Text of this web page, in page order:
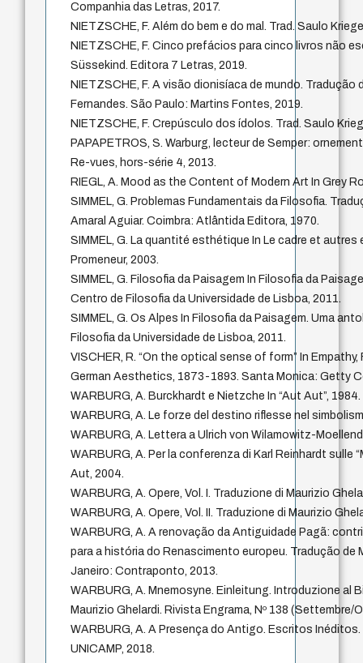
Companhia das Letras, 2017.
NIETZSCHE, F. Além do bem e do mal. Trad. Saulo
NIETZSCHE, F. Cinco prefácios para cinco livros não
Süssekind. Editora 7 Letras, 2019.
NIETZSCHE, F. A visão dionisíaca de mundo. Tradução
Fernandes. São Paulo: Martins Fontes, 2019.
NIETZSCHE, F. Crepúsculo dos ídolos. Trad. Saulo
PAPAPETROS, S. Warburg, lecteur de Semper:
Re-vues, hors-série 4, 2013.
RIEGL, A. Mood as the Content of Modern Art In Grey
SIMMEL, G. Problemas Fundamentais da Filosofia.
Amaral Aguiar. Coimbra: Atlântida Editora, 1970.
SIMMEL, G. La quantité esthétique In Le cadre et autres
Promeneur, 2003.
SIMMEL, G. Filosofia da Paisagem In Filosofia da
Centro de Filosofia da Universidade de Lisboa, 2011.
SIMMEL, G. Os Alpes In Filosofia da Paisagem. Uma
Filosofia da Universidade de Lisboa, 2011.
VISCHER, R. “On the optical sense of form” In
German Aesthetics, 1873-1893. Santa Monica: Getty
WARBURG, A. Burckhardt e Nietzche In “Aut Aut”, 1984.
WARBURG, A. Le forze del destino riflesse nel
WARBURG, A. Lettera a Ulrich von Wilamowitz-
WARBURG, A. Per la conferenza di Karl Reinhardt sulle
Aut, 2004.
WARBURG, A. Opere, Vol. I. Traduzione di Maurizio
WARBURG, A. Opere, Vol. II. Traduzione di Maurizio
WARBURG, A. A renovação da Antiguidade Pagã:
para a história do Renascimento europeu. Tradução de
Janeiro: Contraponto, 2013.
WARBURG, A. Mnemosyne. Einleitung. Introduzione al
Maurizio Ghelardi. Rivista Engrama, Nº 138 (Settembre/
WARBURG, A. A Presença do Antigo. Escritos Inéditos.
UNICAMP, 2018.